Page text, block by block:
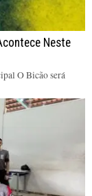
Neste
O Bicão será